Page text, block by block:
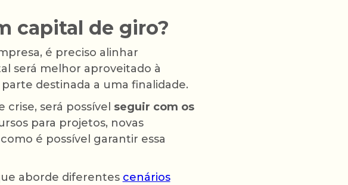
capital de giro?
é preciso alinhar
será melhor aproveitado à
destinada a uma finalidade.
será possível seguir com os
para projetos, novas
é possível garantir essa
aborde diferentes cenários